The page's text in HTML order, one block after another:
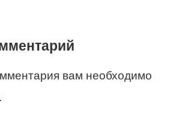
вам необходимо
.